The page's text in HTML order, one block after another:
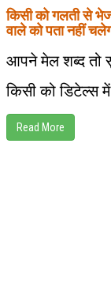
किसी को गलती से
वाले को पता नहीं
आपने मेल शब्द तो
किसी को
Read More